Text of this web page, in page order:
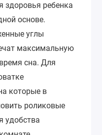
здоровья ребенка
основе.
углы
максимальную
сна. Для
которые в
роликовые
удобства